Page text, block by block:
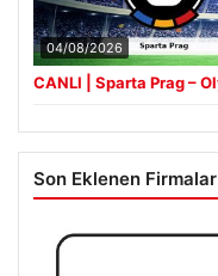
04/08/2026
Son Eklenen Firmalar